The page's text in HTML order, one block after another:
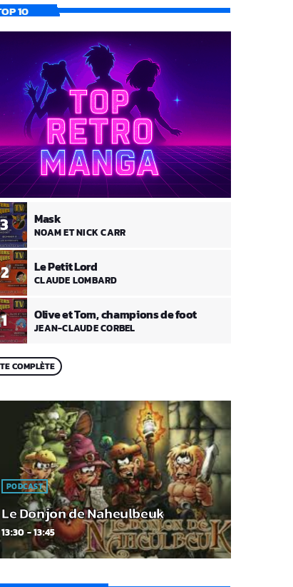
10
1 Olive et Tom, champions de foot
JEAN-CLAUDE CORBEL
2 Le Petit Lord
CLAUDE LOMBARD
3 Mask
NOAM ET NICK CARR
COMPLÈTE
PODCAST
Le Donjon de Naheulbeuk
13:30 - 13:45